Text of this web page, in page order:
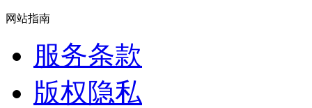
网站指南
服务条款
版权隐私